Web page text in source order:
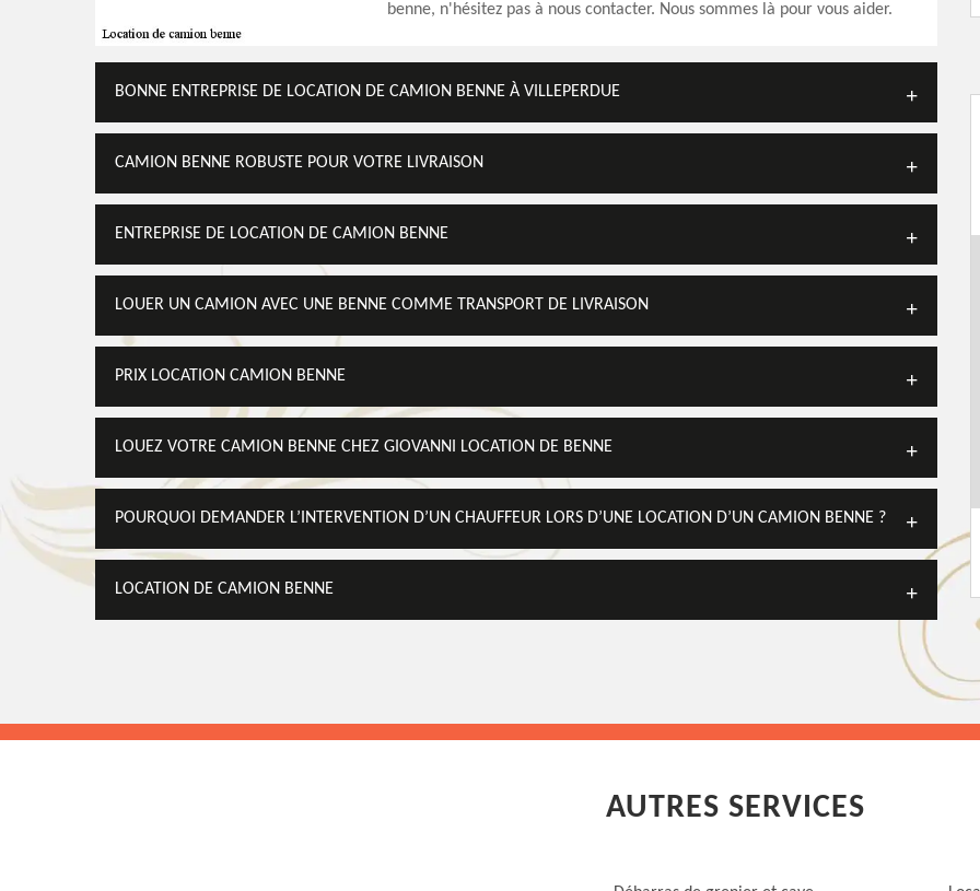
benne, n'hésitez pas à nous contacter. Nous sommes là pour vous aider.
BONNE ENTREPRISE DE LOCATION DE CAMION BENNE À VILLEPERDUE
CAMION BENNE ROBUSTE POUR VOTRE LIVRAISON
ENTREPRISE DE LOCATION DE CAMION BENNE
LOUER UN CAMION AVEC UNE BENNE COMME TRANSPORT DE LIVRAISON
PRIX LOCATION CAMION BENNE
LOUEZ VOTRE CAMION BENNE CHEZ GIOVANNI LOCATION DE BENNE
POURQUOI DEMANDER L’INTERVENTION D’UN CHAUFFEUR LORS D’UNE LOCATION D’UN CAMION BENNE ?
LOCATION DE CAMION BENNE
AUTRES SERVICES